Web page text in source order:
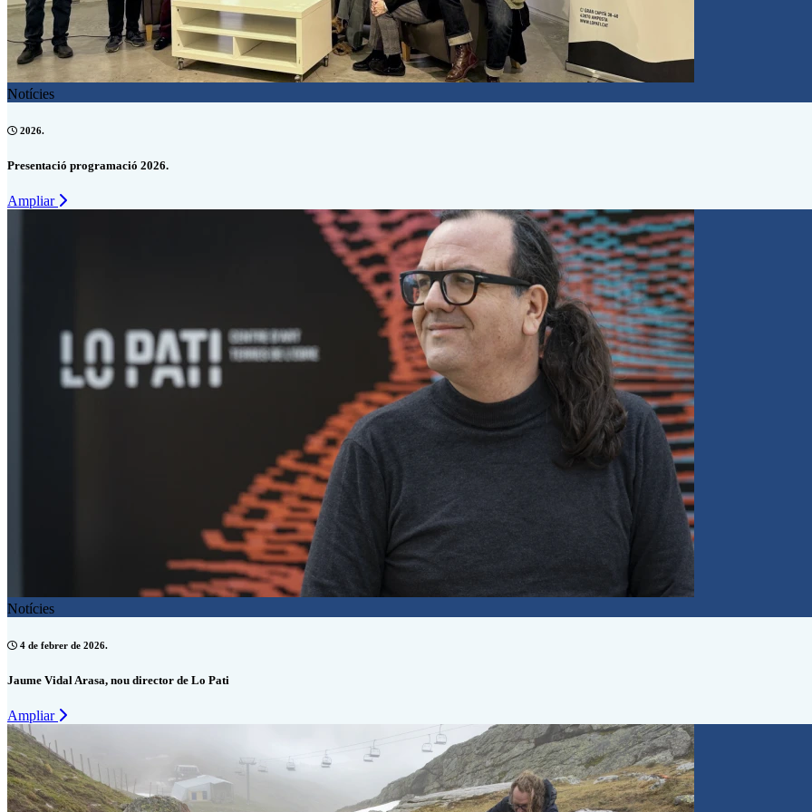
Notícies
2026.
Presentació programació 2026.
Ampliar
Notícies
4 de febrer de 2026.
Jaume Vidal Arasa, nou director de Lo Pati
Ampliar